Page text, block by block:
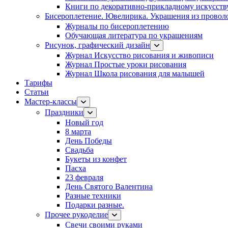
Книги по декоративно-прикладному
Бисероплетение. Ювелирика. Украшения из
Журналы по бисероплетению
Обучающая литература по украшениям
Рисунок, графический дизайн
Журнал Искусство рисования и живописи
Журнал Простые уроки рисования
Журнал Школа рисования для малышей
Тарифы
Статьи
Мастер-классы
Праздники
Новый год
8 марта
День Победы
Свадьба
Букеты из конфет
Пасха
23 февраля
День Святого Валентина
Разные техники
Подарки разные.
Прочее рукоделие
Свечи своими руками